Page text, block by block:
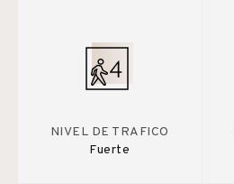
NIVEL DE TRAFICO
Fuerte